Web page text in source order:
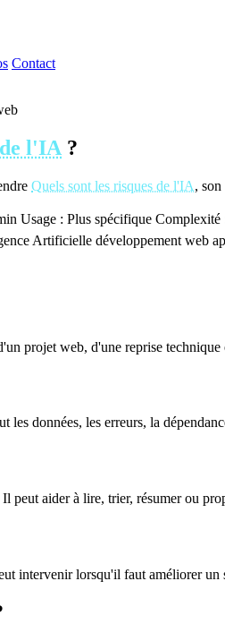
Contact
l'IA ?
Quels sont les risques de l'IA,
Usage : Plus spécifique Complexité
Artificielle développement web
projet web, d'une reprise
les données, les erreurs, la
peut aider à lire, trier, résumer ou
intervenir lorsqu'il faut améliorer